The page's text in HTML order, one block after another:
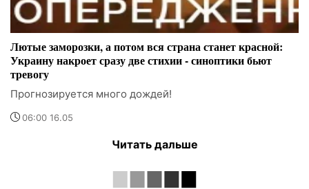
Лютые заморозки, а потом вся страна станет красной:
Украину накроет сразу две стихии - синоптики бьют
тревогу
Прогнозируется много дождей!
06:00 16.05
Читать дальше